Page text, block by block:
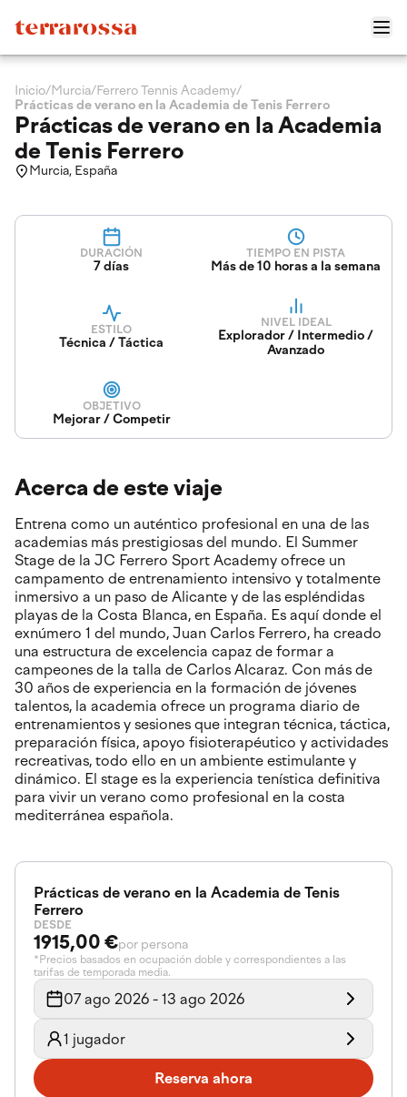
Inicio/Murcia/Ferrero Tennis Academy/
Prácticas de verano en la Academia de Tenis Ferrero
Prácticas de verano en la Academia
de Tenis Ferrero
Murcia, España
DURACIÓN
7 días
TIEMPO EN PISTA
Más de 10 horas a la semana
ESTILO
Técnica / Táctica
NIVEL IDEAL
Explorador / Intermedio /
Avanzado
OBJETIVO
Mejorar / Competir
Acerca de este viaje
Entrena como un auténtico profesional en una de las
academias más prestigiosas del mundo. El Summer
Stage de la JC Ferrero Sport Academy ofrece un
campamento de entrenamiento intensivo y totalmente
inmersivo a un paso de Alicante y de las espléndidas
playas de la Costa Blanca, en España. Es aquí donde el
exnúmero 1 del mundo, Juan Carlos Ferrero, ha creado
una estructura de excelencia capaz de formar a
campeones de la talla de Carlos Alcaraz. Con más de
30 años de experiencia en la formación de jóvenes
talentos, la academia ofrece un programa diario de
entrenamientos y sesiones que integran técnica, táctica,
preparación física, apoyo fisioterapéutico y actividades
recreativas, todo ello en un ambiente estimulante y
dinámico. El stage es la experiencia tenística definitiva
para vivir un verano como profesional en la costa
mediterránea española.
Prácticas de verano en la Academia de Tenis
Ferrero
DESDE
1915,00 €por persona
*Precios basados en ocupación doble y correspondientes a las
tarifas de temporada media.
07 ago 2026 - 13 ago 2026
1 jugador
Reserva ahora